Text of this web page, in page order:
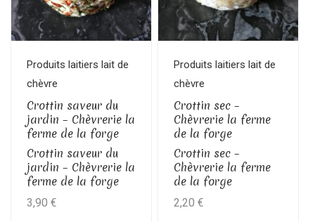
Produits laitiers lait de
chèvre
Crottin saveur du
jardin – Chèvrerie la
ferme de la forge
Crottin saveur du
jardin – Chèvrerie la
ferme de la forge
3,90 €
Produits laitiers lait de
chèvre
Crottin sec –
Chèvrerie la ferme
de la forge
Crottin sec –
Chèvrerie la ferme
de la forge
2,20 €